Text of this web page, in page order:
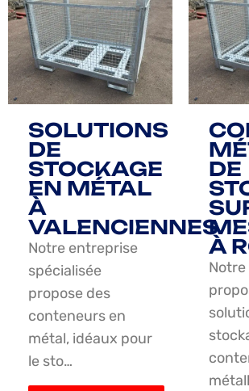
SOLUTIONS
DE
STOCKAGE
EN MÉTAL
À
VALENCIENNES
Notre entreprise
spécialisée
propose des
conteneurs en
métal, idéaux pour
le sto…
DE
À